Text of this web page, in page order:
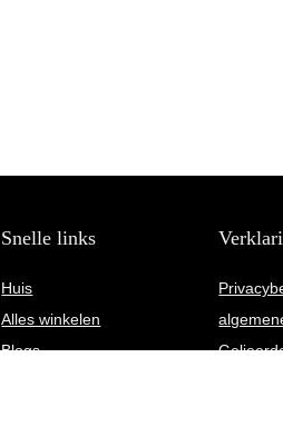
Snelle links
Huis
Alles winkelen
Blogs